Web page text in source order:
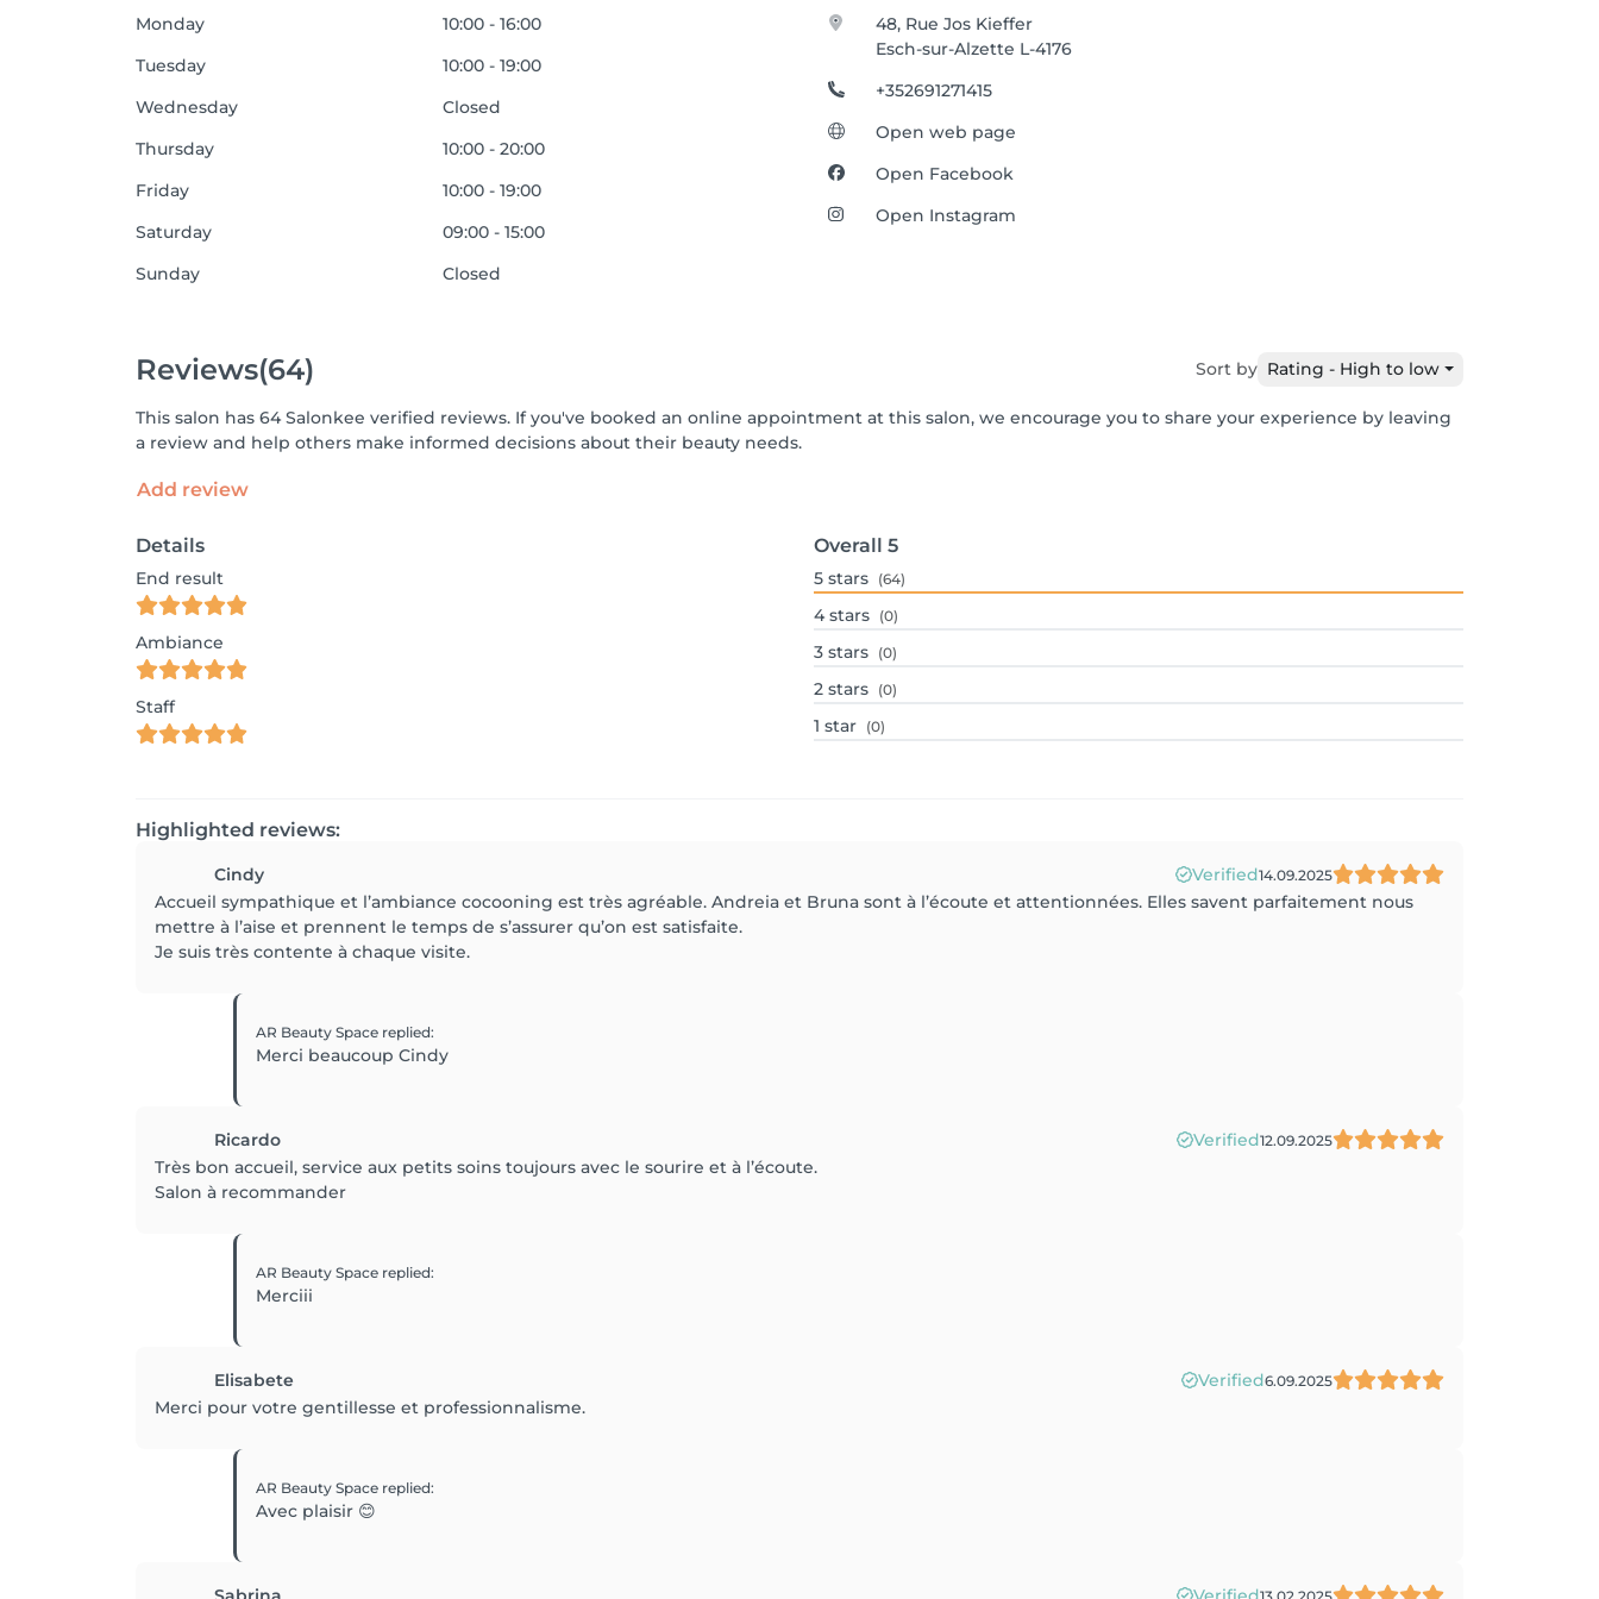
Monday
10:00 - 16:00
Tuesday
10:00 - 19:00
Wednesday
Closed
Thursday
10:00 - 20:00
Friday
10:00 - 19:00
Saturday
09:00 - 15:00
Sunday
Closed
48, Rue Jos Kieffer
Esch-sur-Alzette L-4176
+352691271415
Open web page
Open Facebook
Open Instagram
Reviews(64) Sort by Rating - High to low
This salon has 64 Salonkee verified reviews. If you've booked an online appointment at this salon, we encourage you to share your experience by leaving
a review and help others make informed decisions about their beauty needs.
Add review
Details
End result
Ambiance
Staff
Overall 5
5 stars (64)
4 stars (0)
3 stars (0)
2 stars (0)
1 star (0)
Highlighted reviews:
Cindy Verified14.09.2025
Accueil sympathique et l’ambiance cocooning est très agréable. Andreia et Bruna sont à l’écoute et attentionnées. Elles savent parfaitement nous
mettre à l’aise et prennent le temps de s’assurer qu’on est satisfaite.
Je suis très contente à chaque visite.
AR Beauty Space replied:
Merci beaucoup Cindy
Ricardo Verified12.09.2025
Très bon accueil, service aux petits soins toujours avec le sourire et à l’écoute.
Salon à recommander
AR Beauty Space replied:
Merciii
Elisabete Verified6.09.2025
Merci pour votre gentillesse et professionnalisme.
AR Beauty Space replied:
Avec plaisir 😊
13.02.2025